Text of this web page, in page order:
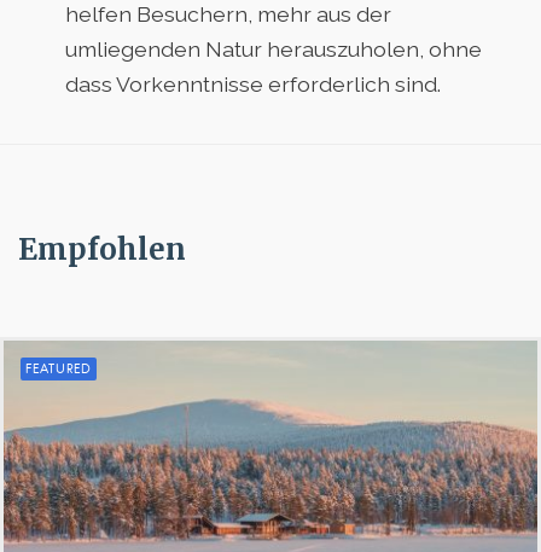
helfen Besuchern, mehr aus der
umliegenden Natur herauszuholen, ohne
dass Vorkenntnisse erforderlich sind.
Empfohlen
FEATURED